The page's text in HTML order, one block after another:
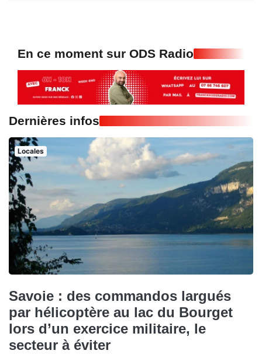
En ce moment sur ODS Radio
Dernières infos
Locales
Savoie : des commandos largués
par hélicoptère au lac du Bourget
lors d’un exercice militaire, le
secteur à éviter